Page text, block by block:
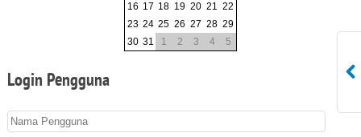
16 17 18 19 20 21 22
23 24 25 26 27 28 29
30 31 1 2 3 4 5
Login Pengguna